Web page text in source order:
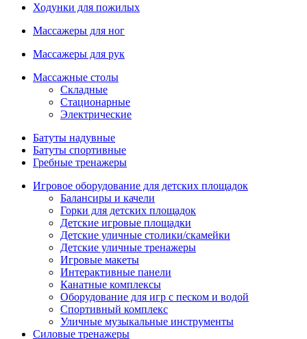
Ходунки для пожилых
Массажеры для ног
Массажеры для рук
Массажные столы
Складные
Стационарные
Электрические
Батуты надувные
Батуты спортивные
Гребные тренажеры
Игровое оборудование для детских площадок
Балансиры и качели
Горки для детских площадок
Детские игровые площадки
Детские уличные столики/скамейки
Детские уличные тренажеры
Игровые макеты
Интерактивные панели
Канатные комплексы
Оборудование для игр с песком и водой
Спортивный комплекс
Уличные музыкальные инструменты
Силовые тренажеры